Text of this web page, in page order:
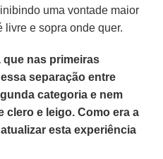
uma vontade maior
livre e sopra onde quer.
que nas primeiras
separação entre
categoria e nem
clero e leigo. Como era a
esta experiência